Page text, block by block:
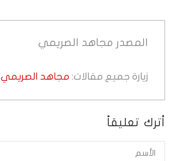
المصدر مجاهد الصريمي
زيارة جميع مقالات: مجاهد الصريمي
أترك تعليقاً